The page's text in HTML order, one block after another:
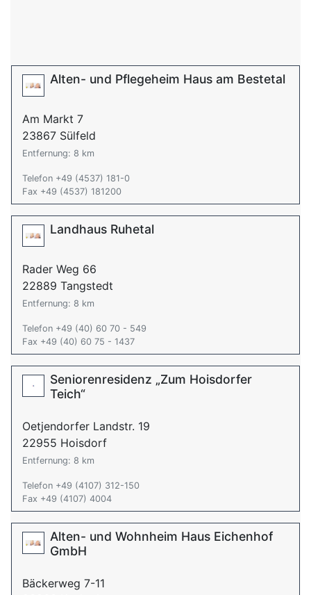
Alten- und Pflegeheim Haus am Bestetal
Am Markt 7
23867 Sülfeld
Entfernung: 8 km
Telefon +49 (4537) 181-0
Fax +49 (4537) 181200
Landhaus Ruhetal
Rader Weg 66
22889 Tangstedt
Entfernung: 8 km
Telefon +49 (40) 60 70 - 549
Fax +49 (40) 60 75 - 1437
Seniorenresidenz „Zum Hoisdorfer
Teich“
Oetjendorfer Landstr. 19
22955 Hoisdorf
Entfernung: 8 km
Telefon +49 (4107) 312-150
Fax +49 (4107) 4004
Alten- und Wohnheim Haus Eichenhof
GmbH
Bäckerweg 7-11